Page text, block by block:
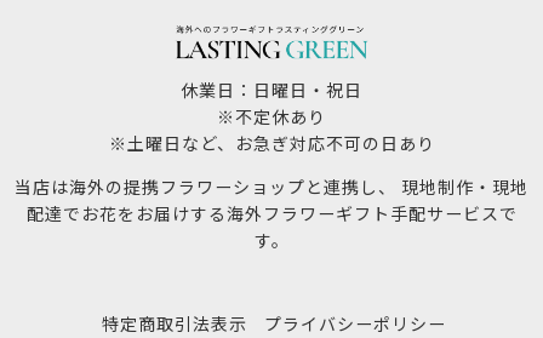
休業日：日曜日・祝日
※不定休あり
※土曜日など、お急ぎ対応不可の日あり
当店は海外の提携フラワーショップと連携し、 現地制作・現地
配達でお花をお届けする海外フラワーギフト手配サービスで
す。
特定商取引法表示 プライバシーポリシー